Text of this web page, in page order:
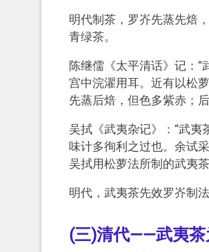
明代制茶，罗岕先蒸先焙
青绿茶。
陈继儒《太平清话》记：
宫中浣濯用耳。近有以松
先蒸后焙，但色多紫赤；
吴拭《武夷杂记》：“武
味计多徇利之过也。余试
吴拭用松萝法所制的武夷茶
明代，武夷茶先效罗岕制
(三)清代——武夷茶